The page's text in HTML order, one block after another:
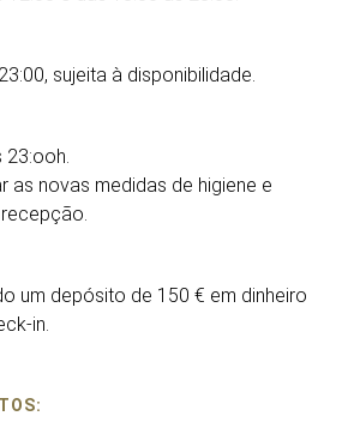
sujeita à disponibilidade.
23:ooh.
as novas medidas de higiene e
um depósito de 150 € em dinheiro
in.